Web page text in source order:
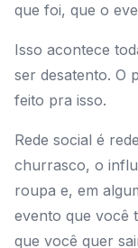
que foi, que o
Isso acontece
ser desatento. O
feito pra isso.
Rede social é
churrasco, o
roupa e, em
evento que você
que você quer